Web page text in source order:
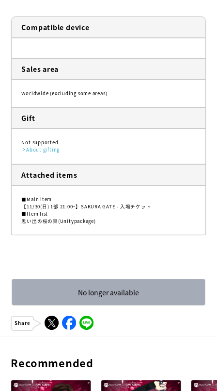
Compatible device
Sales area
Worldwide (excluding some areas)
Gift
Not supported
About gifting
Attached items
■Main item
【11/30(日) 1部 21:00~】SAKURA GATE - 入場チケット
■Item list
思い出の桜の栞(Unitypackage)
No longer available
Share
Recommended